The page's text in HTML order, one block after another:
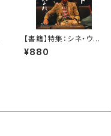
【書籍】特集：シネ・ウイ
ンド LIFE-mag.vol.
007
¥880